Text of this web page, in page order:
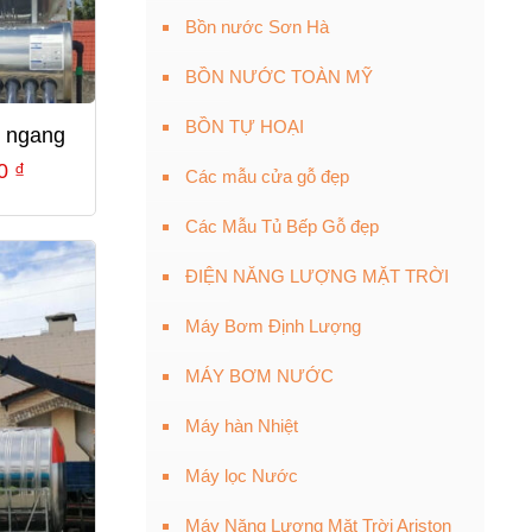
ngang
₫.
₫
tại
là:
Bồn nước Sơn Hà
BỒN NƯỚC TOÀN MỸ
BỒN TỰ HOẠI
Các mẫu cửa gỗ đẹp
Các Mẫu Tủ Bếp Gỗ đẹp
ĐIỆN NĂNG LƯỢNG MẶT TRỜI
Máy Bơm Định Lượng
MÁY BƠM NƯỚC
Máy hàn Nhiệt
Máy lọc Nước
Máy Năng Lượng Mặt Trời Ariston